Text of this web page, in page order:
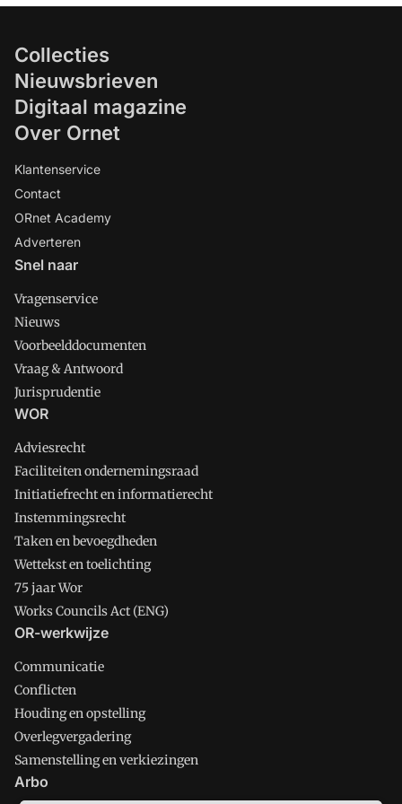
Collecties
Nieuwsbrieven
Digitaal magazine
Over Ornet
Klantenservice
Contact
ORnet Academy
Adverteren
Snel naar
Vragenservice
Nieuws
Voorbeelddocumenten
Vraag & Antwoord
Jurisprudentie
WOR
Adviesrecht
Faciliteiten ondernemingsraad
Initiatiefrecht en informatierecht
Instemmingsrecht
Taken en bevoegdheden
Wettekst en toelichting
75 jaar Wor
Works Councils Act (ENG)
OR-werkwijze
Communicatie
Conflicten
Houding en opstelling
Overlegvergadering
Samenstelling en verkiezingen
Arbo